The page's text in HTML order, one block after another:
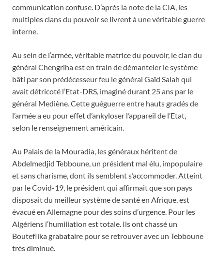
communication confuse. D’après la note de la CIA, les
multiples clans du pouvoir se livrent à une véritable guerre
interne.
Au sein de l’armée, véritable matrice du pouvoir, le clan du
général Chengriha est en train de démanteler le système
bâti par son prédécesseur feu le général Gaïd Salah qui
avait détricoté l’Etat-DRS, imaginé durant 25 ans par le
général Mediène. Cette guéguerre entre hauts gradés de
l’armée a eu pour effet d’ankyloser l’appareil de l’Etat,
selon le renseignement américain.
Au Palais de la Mouradia, les généraux héritent de
Abdelmedjid Tebboune, un président mal élu, impopulaire
et sans charisme, dont ils semblent s’accommoder. Atteint
par le Covid-19, le président qui affirmait que son pays
disposait du meilleur système de santé en Afrique, est
évacué en Allemagne pour des soins d’urgence. Pour les
Algériens l’humiliation est totale. Ils ont chassé un
Bouteflika grabataire pour se retrouver avec un Tebboune
très diminué.